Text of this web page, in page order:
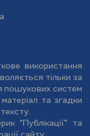
використання
тільки за
пошукових систем
та згадки
"Публікації" та